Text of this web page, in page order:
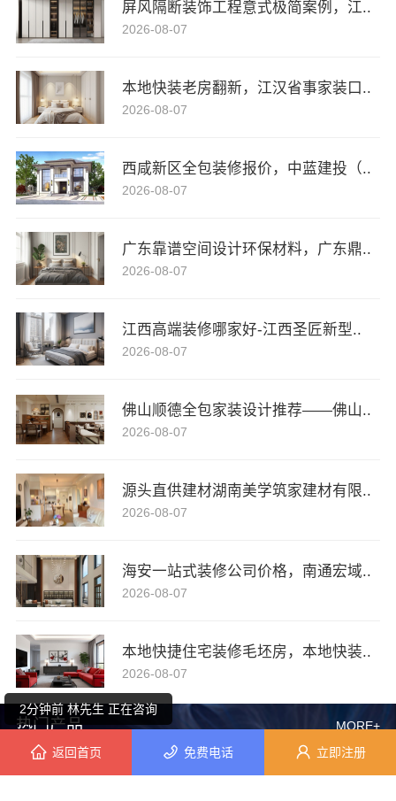
热门产品 MORE+
屏风隔断装饰工程意式极简案例，江..
2026-08-07
本地快装老房翻新，江汉省事家装口..
2026-08-07
西咸新区全包装修报价，中蓝建投（..
2026-08-07
广东靠谱空间设计环保材料，广东鼎..
2026-08-07
江西高端装修哪家好-江西圣匠新型..
2026-08-07
佛山顺德全包家装设计推荐——佛山..
2026-08-07
源头直供建材湖南美学筑家建材有限..
2026-08-07
海安一站式装修公司价格，南通宏域..
2026-08-07
本地快捷住宅装修毛坯房，本地快装..
2026-08-07
6分钟前 韩小姐 正在咨询
10分钟前 钟小姐 正在咨询
2分钟前 林先生 正在咨询
2分钟前 田小姐 正在咨询
返回首页 免费电话 立即注册